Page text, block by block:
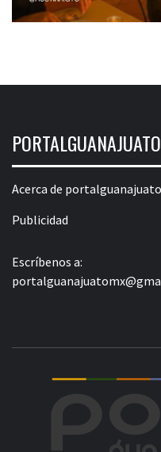
Acerca de
Publicidad
Escríbenos a: